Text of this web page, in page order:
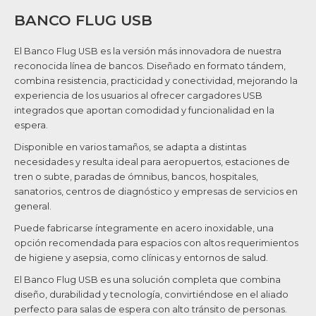
BANCO FLUG USB
El Banco Flug USB es la versión más innovadora de nuestra
reconocida línea de bancos. Diseñado en formato tándem,
combina resistencia, practicidad y conectividad, mejorando la
experiencia de los usuarios al ofrecer cargadores USB
integrados que aportan comodidad y funcionalidad en la
espera.
Disponible en varios tamaños, se adapta a distintas
necesidades y resulta ideal para aeropuertos, estaciones de
tren o subte, paradas de ómnibus, bancos, hospitales,
sanatorios, centros de diagnóstico y empresas de servicios en
general.
Puede fabricarse íntegramente en acero inoxidable, una
opción recomendada para espacios con altos requerimientos
de higiene y asepsia, como clínicas y entornos de salud.
El Banco Flug USB es una solución completa que combina
diseño, durabilidad y tecnología, convirtiéndose en el aliado
perfecto para salas de espera con alto tránsito de personas.